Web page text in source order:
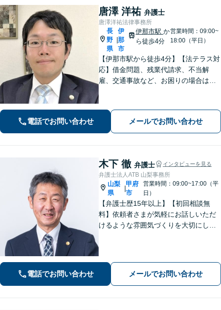
唐澤 洋祐 弁護士
唐澤洋祐法律事務所
長
野
県
伊
那
市
伊那市駅 か
ら徒歩4分
営業時間：09:00~
18:00（平日）
【伊那市駅から徒歩4分】【法テラス対
応】借金問題、残業代請求、不当解
雇、交通事故など、お困りの場合はす
ます!【秘密厳守】【破産管財人】
電話でお問い合わせ メールでお問い合わせ
木下 徹 弁護士 インタビューを見る
弁護士法人ATB 山梨事務所
山梨
県
|
甲府
市
営業時間：09:00~17:00（平
日）
【弁護士歴15年以上】【初回相談無
料】依頼者さまが気軽にお話しいただ
けるような雰囲気づくりを大切にして
い。【電話・メール・WEB相談可】
電話でお問い合わせ メールでお問い合わせ